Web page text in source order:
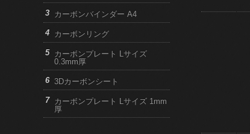
カーボンバインダー A4
カーボンリング
カーボンプレート Lサイズ
0.3mm厚
3Dカーボンシート
カーボンプレート Lサイズ 1mm
厚